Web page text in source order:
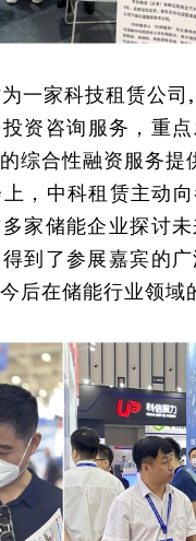
一家科技租赁公
资咨询服务，重
综合性融资服务提
，中科租赁主动
家储能企业探讨
到了参展嘉宾的
后在储能行业领域